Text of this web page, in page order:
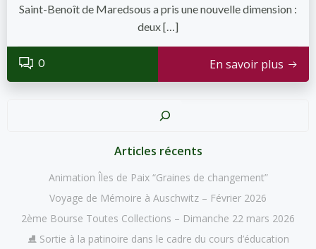
Saint-Benoît de Maredsous a pris une nouvelle dimension :
deux […]
0 En savoir plus
Articles récents
Animation Îles de Paix “Graines de changement”
Voyage de Mémoire à Auschwitz – Février 2026
2ème Bourse Toutes Collections – Dimanche 22 mars 2026
⛸️ Sortie à la patinoire dans le cadre du cours d’éducation